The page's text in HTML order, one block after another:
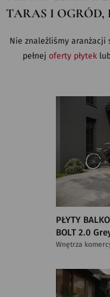
TARAS I OGRÓD,
Nie znaleźliśmy aranżacji
pełnej oferty płytek
PŁYTY
BOLT 2.0
Wnętrza